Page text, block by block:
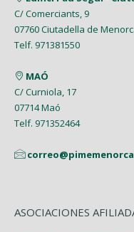
Enero (9)
Febrero (7)
Enero (1)
Febrero (1)
Enero (2)
Mayo (7)
Abril (4)
Febrero (6)
Enero (2)
C/ Comerciants, 9
07760 Ciutadella de
Telf. 971381550
MAÓ
C/ Curniola, 17
07714 Maó
Telf. 971352464
ASOCIACIONES